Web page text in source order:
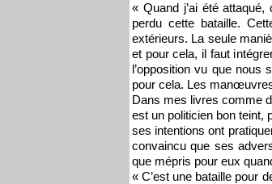
« Quand j’ai été
perdu cette bataille.
extérieurs. La seule
et pour cela, il faut
l’opposition vu que nous
pour cela. Les
Dans mes livres comme
est un politicien bon teint,
ses intentions ont
convaincu que ses
que mépris pour eux
« C’est une bataille pour